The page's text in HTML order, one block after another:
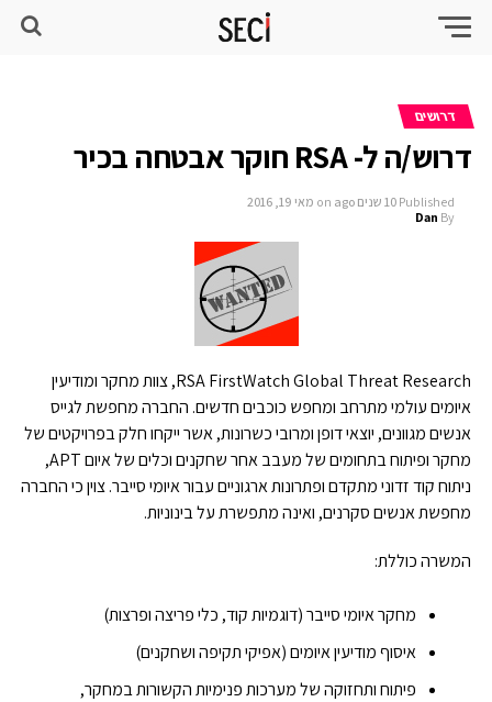
דרושים
דרוש/ה ל- RSA חוקר אבטחה בכיר
Published 10 שנים ago on מאי 19, 2016
By
Dan
RSA FirstWatch Global Threat Research, צוות מחקר ומודיעין
איומים עולמי מתרחב ומחפש כוכבים חדשים. החברה מחפשת לגייס
אנשים מגוונים, יוצאי דופן ומרובי כשרונות, אשר ייקחו חלק בפרויקטים של
מחקר ופיתוח בתחומים של מעבב אחר שחקנים וכלים של איום APT,
ניתוח קוד זדוני מתקדם ופתרונות ארגוניים עבור איומי סייבר. צוין כי החברה
מחפשת אנשים סקרנים, ואינה מתפשרת על בינוניות.
המשרה כוללת:
מחקר איומי סייבר (דוגמיות קוד, כלי פריצה ופרצות)
איסוף מודיעין איומים (אפיקי תקיפה ושחקנים)
פיתוח ותחזוקה של מערכות פנימיות הקשורות במחקר,